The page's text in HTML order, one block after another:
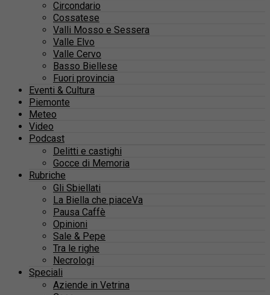
Circondario
Cossatese
Valli Mosso e Sessera
Valle Elvo
Valle Cervo
Basso Biellese
Fuori provincia
Eventi & Cultura
Piemonte
Meteo
Video
Podcast
Delitti e castighi
Gocce di Memoria
Rubriche
Gli Sbiellati
La Biella che piaceVa
Pausa Caffè
Opinioni
Sale & Pepe
Tra le righe
Necrologi
Speciali
Aziende in Vetrina